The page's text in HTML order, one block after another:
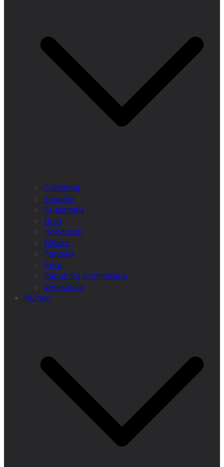
Colômbia
Equador
Guatemala
Haiti
Honduras
México
Panamá
Peru
Républica Dominicana
Venezuela
Mundo